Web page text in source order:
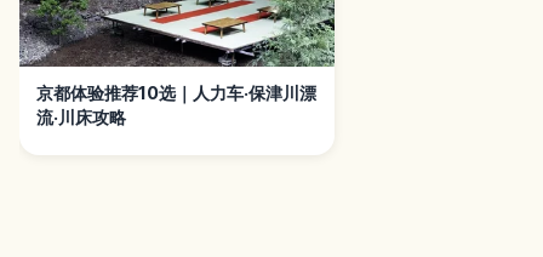
京都体验推荐10选｜人力车·保津川漂
流·川床攻略